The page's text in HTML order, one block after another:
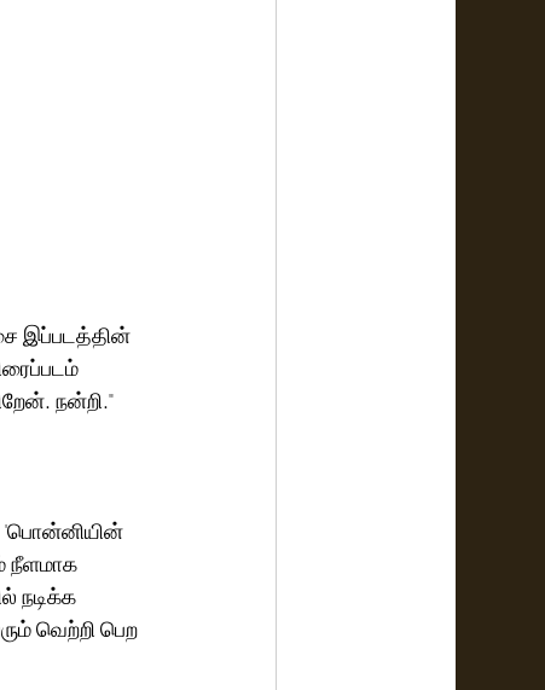
இப்படத்தின்
நன்றி."
'பொன்னியின்
நீளமாக
நடிக்க
வெற்றி பெற